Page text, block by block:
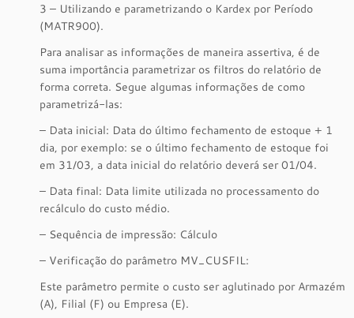
3 – Utilizando e parametrizando o Kardex por Período
(MATR900).
Para analisar as informações de maneira assertiva, é de
suma importância parametrizar os filtros do relatório de
forma correta. Segue algumas informações de como
parametrizá-las:
– Data inicial: Data do último fechamento de estoque + 1
dia, por exemplo: se o último fechamento de estoque foi
em 31/03, a data inicial do relatório deverá ser 01/04.
– Data final: Data limite utilizada no processamento do
recálculo do custo médio.
– Sequência de impressão: Cálculo
– Verificação do parâmetro MV_CUSFIL:
Este parâmetro permite o custo ser aglutinado por Armazém
(A), Filial (F) ou Empresa (E).